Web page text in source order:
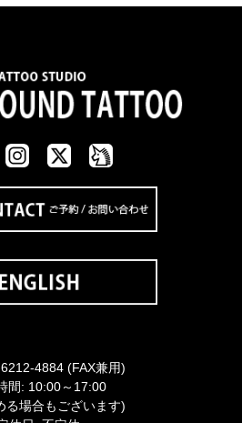
4884 (FAX兼用)
間: 10:00～17:00
る場合もございます)